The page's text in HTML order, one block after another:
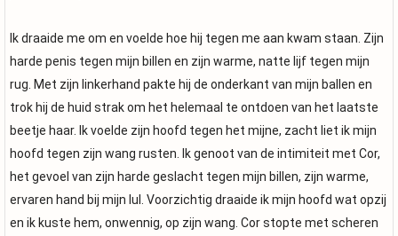
Ik draaide me om en voelde hoe hij tegen me aan kwam staan. Zijn
harde penis tegen mijn billen en zijn warme, natte lijf tegen mijn
rug. Met zijn linkerhand pakte hij de onderkant van mijn ballen en
trok hij de huid strak om het helemaal te ontdoen van het laatste
beetje haar. Ik voelde zijn hoofd tegen het mijne, zacht liet ik mijn
hoofd tegen zijn wang rusten. Ik genoot van de intimiteit met Cor,
het gevoel van zijn harde geslacht tegen mijn billen, zijn warme,
ervaren hand bij mijn lul. Voorzichtig draaide ik mijn hoofd wat opzij
en ik kuste hem, onwennig, op zijn wang. Cor stopte met scheren